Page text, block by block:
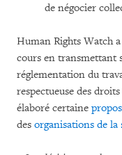
de négocier
Human Rights Watch
cours en transmettant
réglementation du
respectueuse des
élaboré certaine
des organisations de la